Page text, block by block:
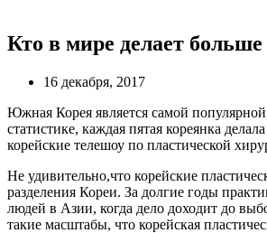
Кто в мире делает
16 декабря, 2017
Южная Корея является самой
статистике, каждая пятая кореянка
корейские телешоу по пластической
Не удивительно,что корейские
разделения Кореи. За долгие годы
людей в Азии, когда дело доходит до
такие масштабы, что корейская